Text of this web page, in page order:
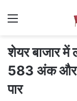
Menu
शेयर बाजार में
583 अंक और
पार